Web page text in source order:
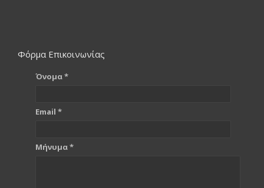
Φόρμα Επικοινωνίας
Όνομα *
Email *
Μήνυμα *